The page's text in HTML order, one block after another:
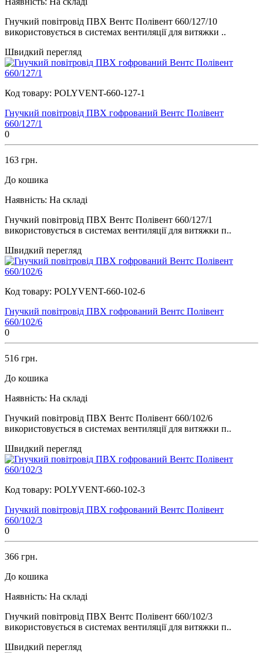
Гнучкий повітровід ПВХ Вентс Полівент 660/127/10
використовується в системах вентиляції для витяжки ..
Швидкий перегляд
Код товару: POLYVENT-660-127-1
Гнучкий повітровід ПВХ гофрований Вентс Полівент
660/127/1
0
163 грн.
До кошика
Наявність: На складі
Гнучкий повітровід ПВХ Вентс Полівент 660/127/1
використовується в системах вентиляції для витяжки п..
Швидкий перегляд
Код товару: POLYVENT-660-102-6
Гнучкий повітровід ПВХ гофрований Вентс Полівент
660/102/6
0
516 грн.
До кошика
Наявність: На складі
Гнучкий повітровід ПВХ Вентс Полівент 660/102/6
використовується в системах вентиляції для витяжки п..
Швидкий перегляд
Код товару: POLYVENT-660-102-3
Гнучкий повітровід ПВХ гофрований Вентс Полівент
660/102/3
0
366 грн.
До кошика
Наявність: На складі
Гнучкий повітровід ПВХ Вентс Полівент 660/102/3
використовується в системах вентиляції для витяжки п..
Швидкий перегляд